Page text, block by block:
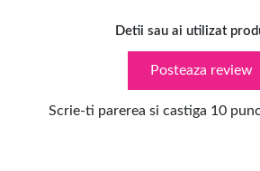
Detii sau ai utilizat
Posteaza review
Scrie-ti parerea si castiga 10